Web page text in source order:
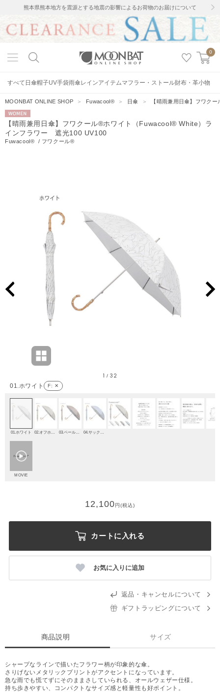
熊本県熊本地方を震源とする地震の影響によるお荷物のお届けについて
0
すべて 日傘帽子UV手袋雨傘レインアイテムマフラー・ストール財布・革小物
MOONBAT ONLINE SHOP ＞ Fuwacool® ＞ 日傘 ＞ 【晴雨兼用日傘】フワク
WOMEN
【晴雨兼用日傘】フワクール®ホワイト（Fuwacool® White）ラ
インフラワー 遮光100 UV100
Fuwacool® / フワクール®
01.ホワイト F: ✕
1 /32
01.ホワイト
MOVIE
12,100円(税込)
カートに入れる
お気に入りに追加
返品・キャンセルについて
ギフトラッピングについて
商品説明 サイズ
シャープなラインで描いたフラワー柄が印象的な傘。
さりげないメタリックプリントがアクセントになっています。
急な雨でも慌てずにそのままさしていられる、オールウェザー仕様。
持ち歩きやすい、コンパクトなサイズ感と軽量性も好ポイント。